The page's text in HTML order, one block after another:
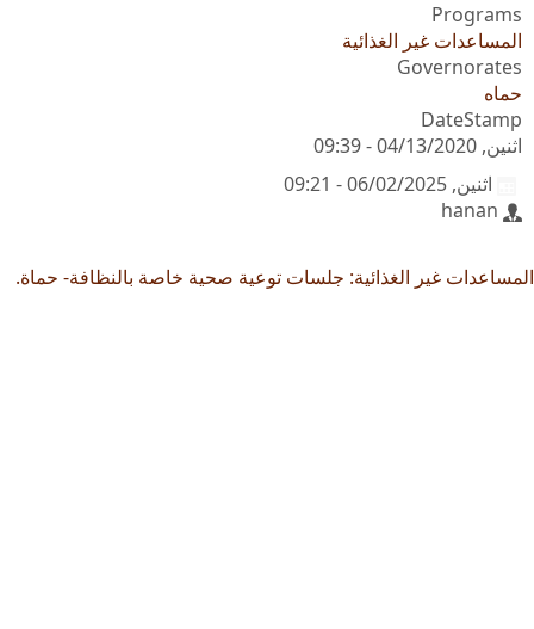
Programs
المساعدات غير الغذائية
Governorates
حماه
DateStamp
اثنين, 04/13/2020 - 09:39
اثنين, 06/02/2025 - 09:21
hanan
المساعدات غير الغذائية: جلسات توعية صحية خاصة بالنظافة- حماة.